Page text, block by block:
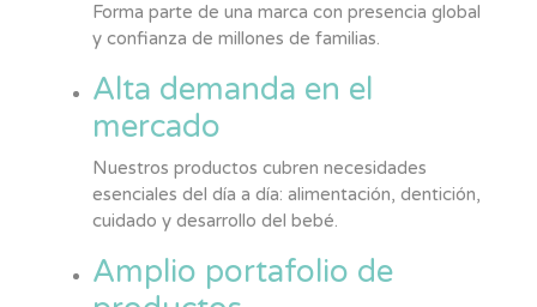
Forma parte de una marca con presencia global
y confianza de millones de familias.
Alta demanda en el
mercado
Nuestros productos cubren necesidades
esenciales del día a día: alimentación, dentición,
cuidado y desarrollo del bebé.
Amplio portafolio de